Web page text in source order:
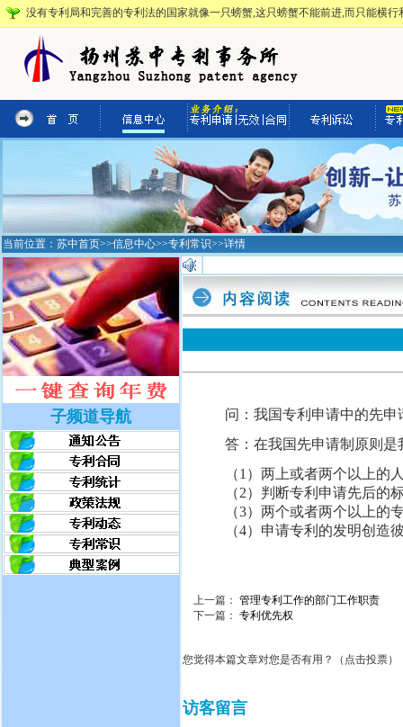
没有专利局和完善的专利法的国家就像一只螃蟹,这只螃蟹不能前进,而只能横
当前位置： 苏中首页>>信息中心>>专利常识>>详情
子频道导航
问：我国专利申请中的先申
答：在我国先申请制原则
（1）两上或者两个以上的
（2）判断专利申请先后的
（3）两个或者两个以上的
（4）申请专利的发明创造
上一篇： 管理专利工作的部门工作职责
下一篇： 专利优先权
您觉得本篇文章对您是否有用？（点击投票）
访客留言